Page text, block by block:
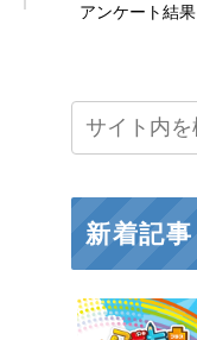
アンケート結果
新着記事